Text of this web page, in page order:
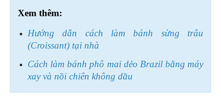
Xem thêm:
Hướng dẫn cách làm bánh sừng trâu
(Croissant) tại nhà
Cách làm bánh phô mai dẻo Brazil bằng máy
xay và nồi chiên không dầu